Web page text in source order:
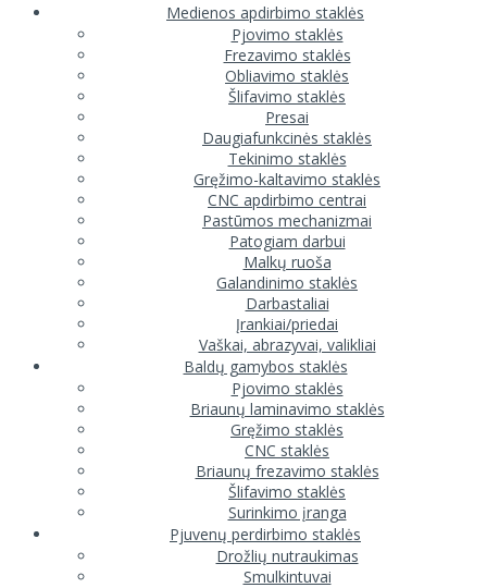
Medienos apdirbimo staklės
Pjovimo staklės
Frezavimo staklės
Obliavimo staklės
Šlifavimo staklės
Presai
Daugiafunkcinės staklės
Tekinimo staklės
Gręžimo-kaltavimo staklės
CNC apdirbimo centrai
Pastūmos mechanizmai
Patogiam darbui
Malkų ruoša
Galandinimo staklės
Darbastaliai
Įrankiai/priedai
Vaškai, abrazyvai, valikliai
Baldų gamybos staklės
Pjovimo staklės
Briaunų laminavimo staklės
Gręžimo staklės
CNC staklės
Briaunų frezavimo staklės
Šlifavimo staklės
Surinkimo įranga
Pjuvenų perdirbimo staklės
Drožlių nutraukimas
Smulkintuvai